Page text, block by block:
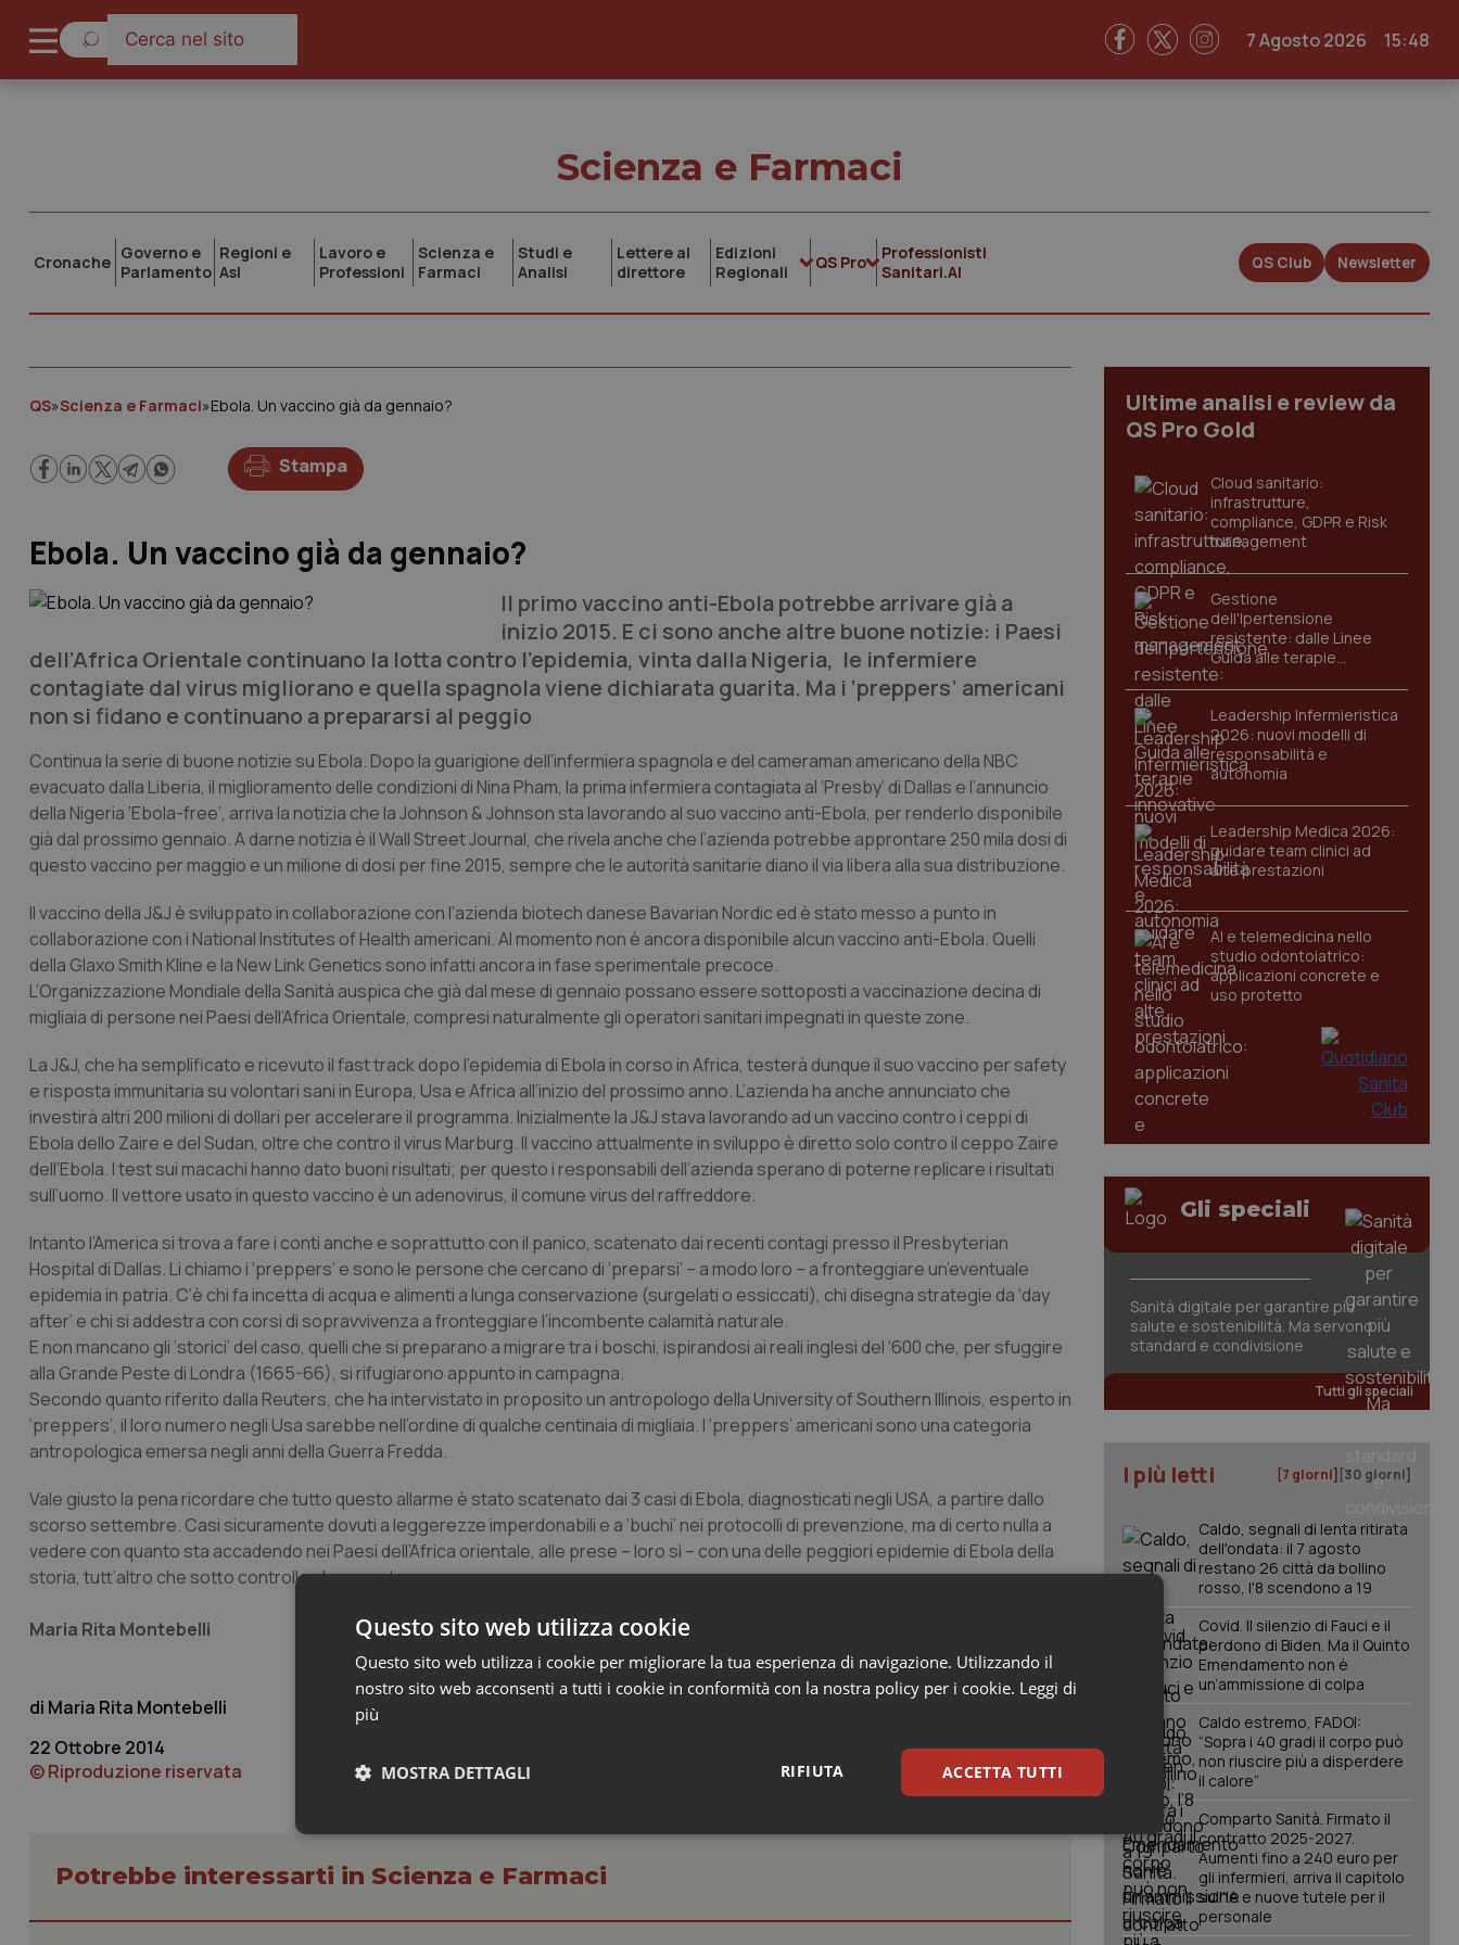
7 Agosto 2026 15:48
Scienza e Farmaci
Cronache Governo e
Parlamento
Regioni e
Asl
Lavoro e
Professioni
Scienza e
Farmaci
Studi e
Analisi
Lettere al
direttore
Edizioni
Regionali
QS Pro
Professionisti
Sanitari.AI
QS Club Newsletter
QS»Scienza e Farmaci»Ebola. Un vaccino già da gennaio?
Stampa
Ebola. Un vaccino già da gennaio?
Il primo vaccino anti-Ebola potrebbe arrivare già a
inizio 2015. E ci sono anche altre buone notizie: i Paesi
dell’Africa Orientale continuano la lotta contro l’epidemia, vinta dalla Nigeria, le infermiere
contagiate dal virus migliorano e quella spagnola viene dichiarata guarita. Ma i ‘preppers’ americani
non si fidano e continuano a prepararsi al peggio
Continua la serie di buone notizie su Ebola. Dopo la guarigione dell’infermiera spagnola e del cameraman americano della NBC
evacuato dalla Liberia, il miglioramento delle condizioni di Nina Pham, la prima infermiera contagiata al ‘Presby’ di Dallas e l’annuncio
della Nigeria ‘Ebola-free’, arriva la notizia che la Johnson & Johnson sta lavorando al suo vaccino anti-Ebola, per renderlo disponibile
già dal prossimo gennaio. A darne notizia è ilWall Street Journal, che rivela anche che l’azienda potrebbe approntare 250 mila dosi di
questo vaccino per maggio e un milione di dosi per fine 2015, sempre che le autorità sanitarie diano il via libera alla sua distribuzione.
Il vaccino della J&J è sviluppato in collaborazione con l’azienda biotech danese Bavarian Nordic ed è stato messo a punto in
collaborazione con i National Institutes of Health americani. Al momento non è ancora disponibile alcun vaccino anti-Ebola. Quelli
della Glaxo Smith Kline e la New Link Genetics sono infatti ancora in fase sperimentale precoce.
L’Organizzazione Mondiale della Sanità auspica che già dal mese di gennaio possano essere sottoposti a vaccinazione decina di
migliaia di persone nei Paesi dell’Africa Orientale, compresi naturalmente gli operatori sanitari impegnati in queste zone.
La J&J, che ha semplificato e ricevuto ilfast trackdopo l’epidemia di Ebola in corso in Africa, testerà dunque il suo vaccino per safety
e risposta immunitaria su volontari sani in Europa, Usa e Africa all’inizio del prossimo anno. L’azienda ha anche annunciato che
investirà altri 200 milioni di dollari per accelerare il programma. Inizialmente la J&J stava lavorando ad un vaccino contro i ceppi di
Ebola dello Zaire e del Sudan, oltre che contro il virus Marburg. Il vaccino attualmente in sviluppo è diretto solo contro il ceppo Zaire
dell’Ebola. I test sui macachi hanno dato buoni risultati; per questo i responsabili dell’azienda sperano di poterne replicare i risultati
sull’uomo. Il vettore usato in questo vaccino è un adenovirus, il comune virus del raffreddore.
Intanto l’America si trova a fare i conti anche e soprattutto con il panico, scatenato dai recenti contagi presso il Presbyterian
Hospital di Dallas. Li chiamo i ‘preppers’ e sono le persone che cercano di ‘preparsi’ – a modo loro – a fronteggiare un’eventuale
epidemia in patria. C’è chi fa incetta di acqua e alimenti a lunga conservazione (surgelati o essiccati), chi disegna strategie da ‘day
after’ e chi si addestra con corsi di sopravvivenza a fronteggiare l’incombente calamità naturale.
E non mancano gli ‘storici’ del caso, quelli che si preparano a migrare tra i boschi, ispirandosi ai reali inglesi del ‘600 che, per sfuggire
alla Grande Peste di Londra (1665-66), si rifugiarono appunto in campagna.
Secondo quanto riferito dalla Reuters, che ha intervistato in proposito un antropologo della University of Southern Illinois, esperto in
‘preppers’, il loro numero negli Usa sarebbe nell’ordine di qualche centinaia di migliaia. I ‘preppers’ americani sono una categoria
antropologica emersa negli anni della Guerra Fredda.
Vale giusto la pena ricordare che tutto questo allarme è stato scatenato dai 3 casi di Ebola, diagnosticati negli USA, a partire dallo
scorso settembre. Casi sicuramente dovuti a leggerezze imperdonabili e a ‘buchi’ nei protocolli di prevenzione, ma di certo nulla a
vedere con quanto sta accadendo nei Paesi dell’Africa orientale, alle prese – loro sì – con una delle peggiori epidemie di Ebola della
storia, tutt’altro che sotto controllo al momento.
Maria Rita Montebelli
Maria Rita Montebelli
22 Ottobre 2014
© Riproduzione riservata
Potrebbe interessarti in Scienza e Farmaci
Ultime analisi e review da
QS Pro Gold
Cloud sanitario:
infrastrutture,
compliance, GDPR e Risk
management
Gestione
dell'Ipertensione
resistente: dalle Linee
Guida alle terapie
innovative
Leadership Infermieristica
2026: nuovi modelli di
responsabilità e
autonomia
Leadership Medica 2026:
guidare team clinici ad
alte prestazioni
AI e telemedicina nello
studio odontoiatrico:
applicazioni concrete e
uso protetto
Gli speciali
Sanità digitale per garantire più
salute e sostenibilità. Ma servono
standard e condivisione
Tutti gli speciali
I più letti [7 giorni] [30 giorni]
Caldo, segnali di lenta ritirata
dell'ondata: il 7 agosto
restano 26 città da bollino
rosso, l'8 scendono a 19
Covid. Il silenzio di Fauci e il
perdono di Biden. Ma il Quinto
Emendamento non è
un’ammissione di colpa
Caldo estremo, FADOI:
“Sopra i 40 gradi il corpo può
non riuscire più a disperdere
il calore”
Comparto Sanità. Firmato il
contratto 2025-2027.
Aumenti fino a 240 euro per
gli infermieri, arriva il capitolo
sull'IA e nuove tutele per il
personale
Questo sito web utilizza cookie
Questo sito web utilizza i cookie per migliorare la tua esperienza di navigazione. Utilizzando il
nostro sito web acconsenti a tutti i cookie in conformità con la nostra policy per i cookie. Leggi di
più
ACCETTA TUTTI
RIFIUTA
MOSTRA DETTAGLI
Necessari Statistici Marketing